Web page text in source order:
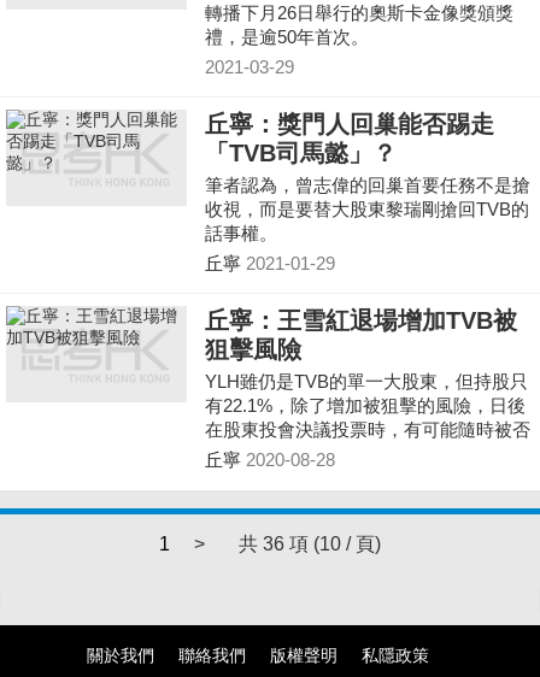
轉播下月26日舉行的奧斯卡金像獎頒獎
禮，是逾50年首次。
2021-03-29
丘寧：獎門人回巢能否踢走
「TVB司馬懿」？
筆者認為，曾志偉的回巢首要任務不是搶
收視，而是要替大股東黎瑞剛搶回TVB的
話事權。
丘寧 2021-01-29
丘寧：王雪紅退場增加TVB被
狙擊風險
YLH雖仍是TVB的單一大股東，但持股只
有22.1%，除了增加被狙擊的風險，日後
在股東投會決議投票時，有可能隨時被否
決，王雪紅與YHL「分手」，算是「電視
丘寧 2020-08-28
1 > 共 36 項 (10 / 頁)
關於我們 聯絡我們 版權聲明 私隱政策